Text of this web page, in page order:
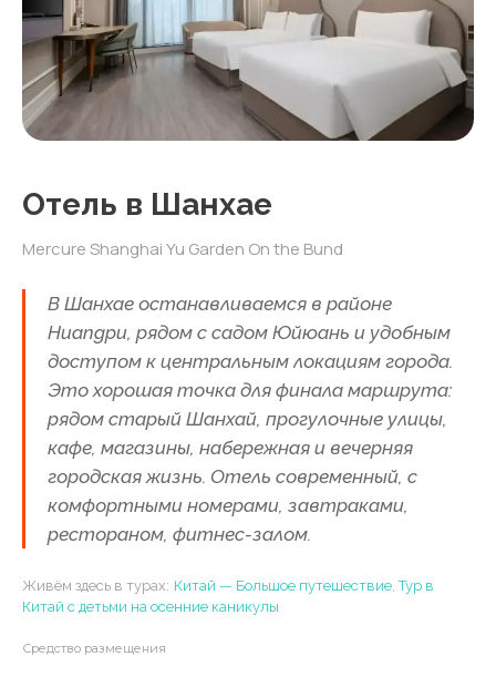
Отель в Шанхае
Mercure Shanghai Yu Garden On the Bund
В Шанхае останавливаемся в районе
Huangpu, рядом с садом Юйюань и удобным
доступом к центральным локациям города.
Это хорошая точка для финала маршрута:
рядом старый Шанхай, прогулочные улицы,
кафе, магазины, набережная и вечерняя
городская жизнь. Отель современный, с
комфортными номерами, завтраками,
рестораном, фитнес-залом.
Живём здесь в турах: Китай — Большое путешествие ,Тур в
Китай с детьми на осенние каникулы
Средство размещения